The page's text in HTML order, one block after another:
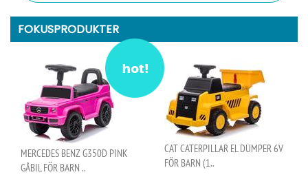
FOKUSPRODUKTER
MERCEDES BENZ G350D PINK
GÅBIL FÖR BARN ..
CAT CATERPILLAR EL DUMPER 6V
FÖR BARN (1..